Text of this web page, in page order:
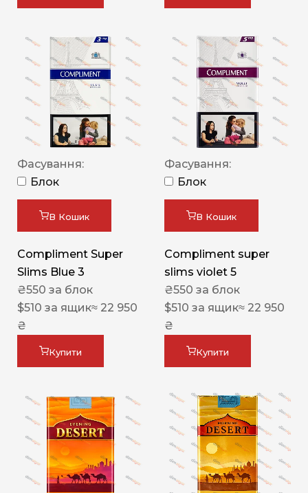
Фасування:
Блок
В Кошик
Compliment Super
Slims Blue 3
₴550 за блок
$510 за ящик≈ 22 950
₴
Купити
Фасування:
Блок
В Кошик
Compliment super
slims violet 5
₴550 за блок
$510 за ящик≈ 22 950
₴
Купити